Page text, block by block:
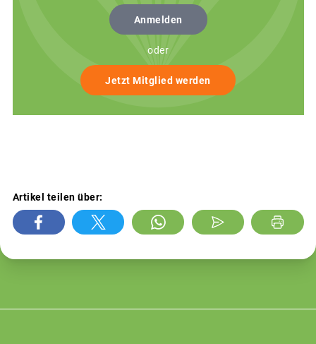
Anmelden
oder
Jetzt Mitglied werden
Artikel teilen über: